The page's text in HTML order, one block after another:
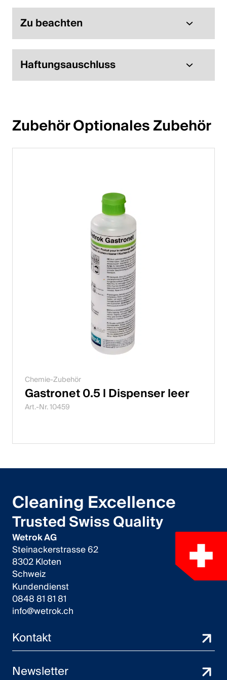
Zu beachten
Haftungsauschluss
Zubehör Optionales Zubehör
Chemie-Zubehör
Gastronet 0.5 l Dispenser leer
Art.-Nr. 10459
Cleaning Excellence
Trusted Swiss Quality
Wetrok AG
Steinackerstrasse 62
8302 Kloten
Schweiz
Kundendienst
0848 81 81 81
info@wetrok.ch
Kontakt
Newsletter